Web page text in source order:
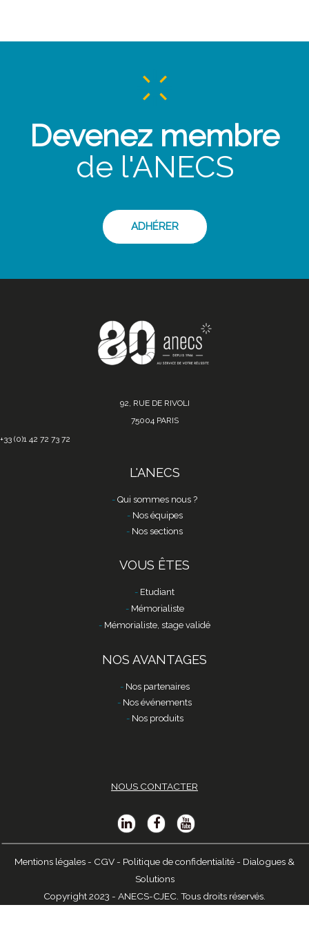
Devenez membre
de l'ANECS
ADHÉRER
92, RUE DE RIVOLI
75004 PARIS
+33 (0)1 42 72 73 72
L'ANECS
Qui sommes nous ?
Nos équipes
Nos sections
VOUS ÊTES
Etudiant
Mémorialiste
Mémorialiste, stage validé
NOS AVANTAGES
Nos partenaires
Nos événements
Nos produits
NOUS CONTACTER
Mentions légales - CGV - Politique de confidentialité - Dialogues &
Solutions
Copyright 2023 - ANECS-CJEC. Tous droits réservés.